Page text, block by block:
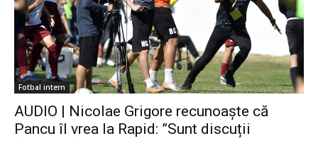
Fotbal intern
AUDIO | Nicolae Grigore recunoaște că
Pancu îl vrea la Rapid: ”Sunt discuții